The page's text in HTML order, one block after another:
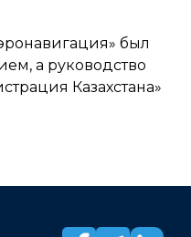
был
а руководство
Казахстана»